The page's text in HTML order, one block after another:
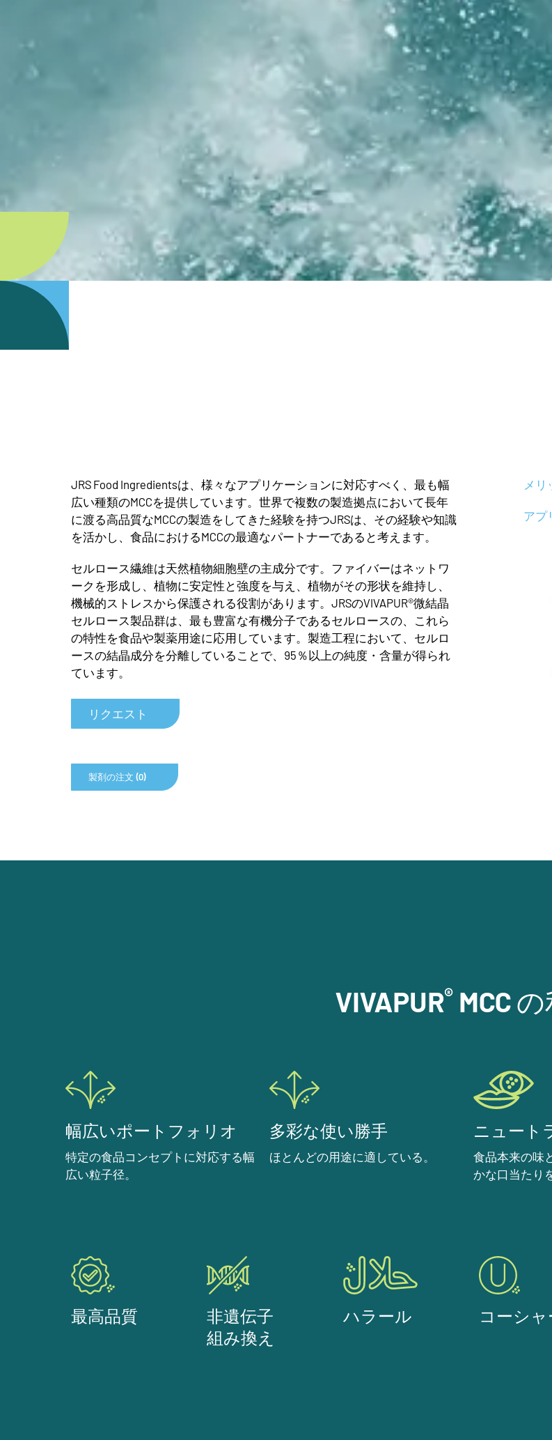
JRS Food Ingredientsは、様々なアプリケーションに対応すべく、最も幅
広い種類のMCCを提供しています。世界で複数の製造拠点において長年
に渡る高品質なMCCの製造をしてきた経験を持つJRSは、その経験や知識
を活かし、食品におけるMCCの最適なパートナーであると考えます。
セルロース繊維は天然植物細胞壁の主成分です。ファイバーはネットワ
ークを形成し、植物に安定性と強度を与え、植物がその形状を維持し、
機械的ストレスから保護される役割があります。JRSのVIVAPUR®微結晶
セルロース製品群は、最も豊富な有機分子であるセルロースの、これら
の特性を食品や製薬用途に応用しています。製造工程において、セルロ
ースの結晶成分を分離していることで、95％以上の純度・含量が得られ
ています。
リクエスト
製剤の注文 (0)
メリ
アプ
VIVAPUR®MCC
幅広いポートフォリオ
特定の食品コンセプトに対応する幅
広い粒子径。
多彩な使い勝手
ほとんどの用途に適している。
ニュート
食品本来の味
かな口当たり
最高品質
非遺伝子
組み換え
ハラール コーシャ